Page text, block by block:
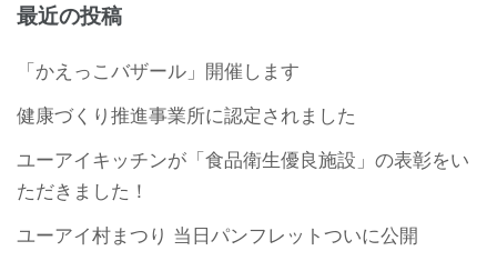
最近の投稿
「かえっこバザール」開催します
健康づくり推進事業所に認定されました
ユーアイキッチンが「食品衛生優良施設」の表彰をい
ただきました！
ユーアイ村まつり 当日パンフレットついに公開